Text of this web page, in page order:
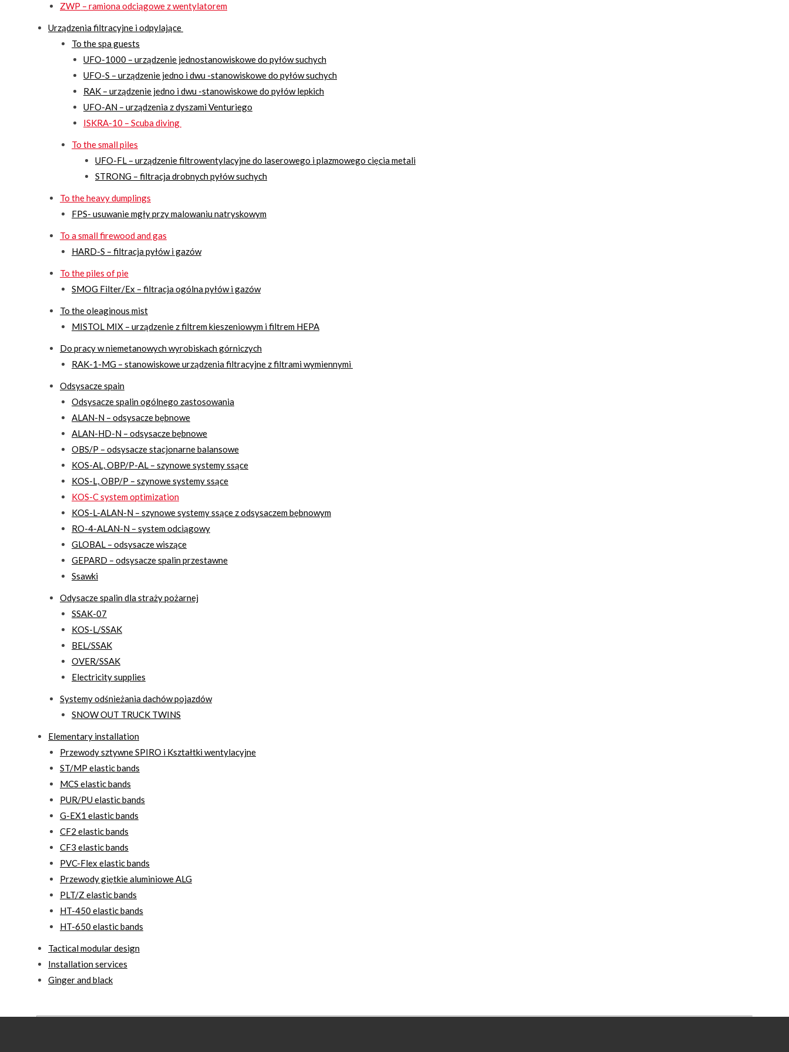
ZWP – ramiona odciągowe z wentylatorem
Urządzenia filtracyjne i odpylające
To the spa guests
UFO-1000 – urządzenie jednostanowiskowe do pyłów suchych
UFO-S – urządzenie jedno i dwu -stanowiskowe do pyłów suchych
RAK – urządzenie jedno i dwu -stanowiskowe do pyłów lepkich
UFO-AN – urządzenia z dyszami Venturiego
ISKRA-10 – Scuba diving
To the small piles
UFO-FL – urządzenie filtrowentylacyjne do laserowego i plazmowego cięcia metali
STRONG – filtracja drobnych pyłów suchych
To the heavy dumplings
FPS- usuwanie mgły przy malowaniu natryskowym
To a small firewood and gas
HARD-S – filtracja pyłów i gazów
To the piles of pie
SMOG Filter/Ex – filtracja ogólna pyłów i gazów
To the oleaginous mist
MISTOL MIX – urządzenie z filtrem kieszeniowym i filtrem HEPA
Do pracy w niemetanowych wyrobiskach górniczych
RAK-1-MG – stanowiskowe urządzenia filtracyjne z filtrami wymiennymi
Odsysacze spain
Odsysacze spalin ogólnego zastosowania
ALAN-N – odsysacze bębnowe
ALAN-HD-N – odsysacze bębnowe
OBS/P – odsysacze stacjonarne balansowe
KOS-AL, OBP/P-AL – szynowe systemy ssące
KOS-L, OBP/P – szynowe systemy ssące
KOS-C system optimization
KOS-L-ALAN-N – szynowe systemy ssące z odsysaczem bębnowym
RO-4-ALAN-N – system odciągowy
GLOBAL – odsysacze wiszące
GEPARD – odsysacze spalin przestawne
Ssawki
Odysacze spalin dla straży pożarnej
SSAK-07
KOS-L/SSAK
BEL/SSAK
OVER/SSAK
Electricity supplies
Systemy odśnieżania dachów pojazdów
SNOW OUT TRUCK TWINS
Elementary installation
Przewody sztywne SPIRO i Kształtki wentylacyjne
ST/MP elastic bands
MCS elastic bands
PUR/PU elastic bands
G-EX1 elastic bands
CF2 elastic bands
CF3 elastic bands
PVC-Flex elastic bands
Przewody giętkie aluminiowe ALG
PLT/Z elastic bands
HT-450 elastic bands
HT-650 elastic bands
Tactical modular design
Installation services
Ginger and black